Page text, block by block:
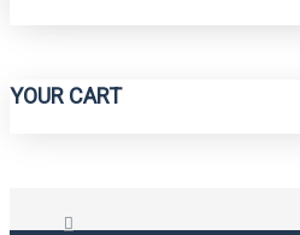
YOUR CART